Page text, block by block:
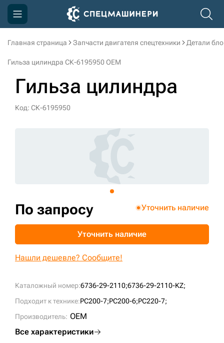
Главная страница Запчасти двигателя спецтехники Детали
Гильза цилиндра СК-6195950 OEM
Гильза цилиндра
Код: СК-6195950
Каталожный номер:6736-29-2110;6736-29-2110-KZ;
Подходит к технике:PC200-7;PC200-6;PC220-7;
Производитель: OEM
Все характеристики
По запросу Уточнить наличие
Уточнить наличие
Нашли дешевле? Сообщите!
Компания
Доставка и оплата
Информация
sksale@skdst.ru
+7 (499) 394-50-93